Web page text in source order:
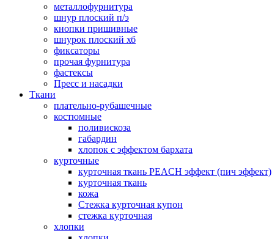
металлофурнитура
шнур плоский п/э
кнопки пришивные
шнурок плоский хб
фиксаторы
прочая фурнитура
фастексы
Пресс и насадки
Ткани
плательно-рубашечные
костюмные
поливискоза
габардин
хлопок с эффектом бархата
курточные
курточная ткань PEACH эффект (пич эффект)
курточная ткань
кожа
Стежка курточная купон
стежка курточная
хлопки